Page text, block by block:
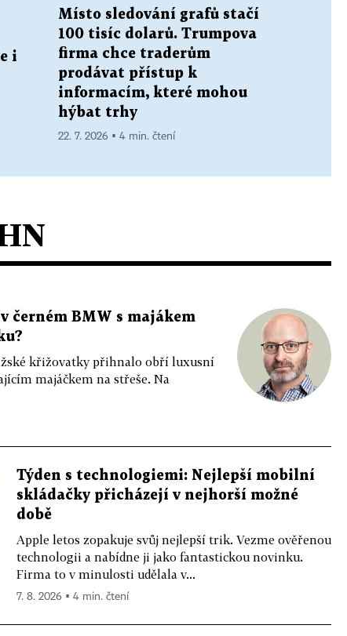
i
Místo sledování grafů stačí
100 tisíc dolarů. Trumpova
firma chce traderům
prodávat přístup k
informacím, které mohou
hýbat trhy
22. 7. 2026 ▪ 4 min. čtení
černém BMW s majákem
křižovatky přihnalo obří luxusní
majáčkem na střeše. Na
Týden s technologiemi: Nejlepší mobilní
skládačky přicházejí v nejhorší možné
době
Apple letos zopakuje svůj nejlepší trik. Vezme ověřenou
technologii a nabídne ji jako fantastickou novinku.
Firma to v minulosti udělala v...
7. 8. 2026 ▪ 4 min. čtení